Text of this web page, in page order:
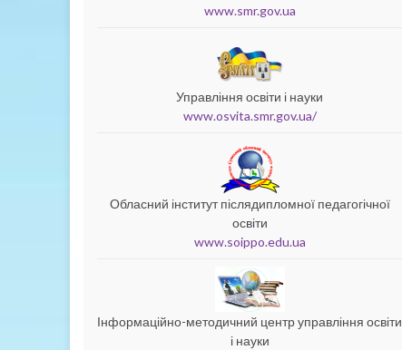
www.smr.gov.ua
Управління освіти і науки
www.osvita.smr.gov.ua/
Обласний інститут післядипломної педагогічної
освіти
www.soippo.edu.ua
Інформаційно-методичний центр управління освіти
і науки